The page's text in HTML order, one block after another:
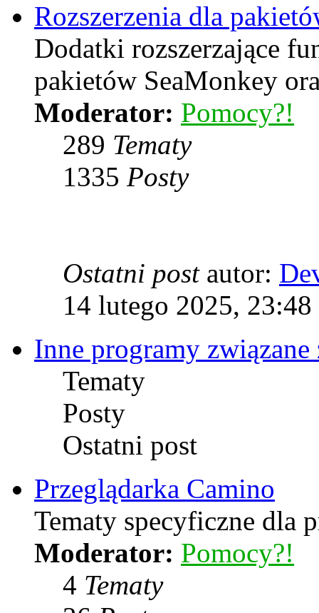
Rozszerzenia dla
Dodatki rozszerzające
pakietów SeaMonkey
Moderator: Pomocy?!
289 Tematy
1335 Posty
Ostatni postautor:
14 lutego 2025, 23:48
Inne programy
Tematy
Posty
Ostatni post
Przeglądarka Camino
Tematy specyficzne dla
Moderator: Pomocy?!
4 Tematy